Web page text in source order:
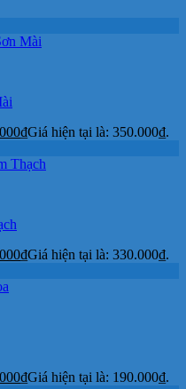
₫Giá hiện tại là: 350.000₫.
₫Giá hiện tại là: 330.000₫.
₫Giá hiện tại là: 190.000₫.